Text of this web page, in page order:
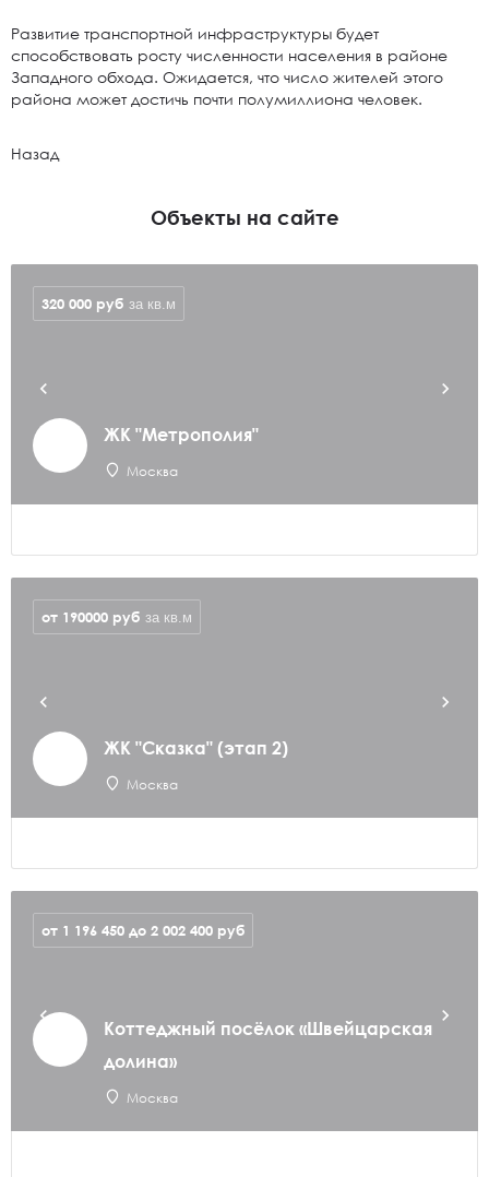
Развитие транспортной инфраструктуры будет
способствовать росту численности населения в районе
Западного обхода. Ожидается, что число жителей этого
района может достичь почти полумиллиона человек.
Назад
Объекты на сайте
ЖК "Метрополия"
Москва
320 000 руб за кв.м
ЖК "Сказка" (этап 2)
Москва
от 190000 руб за кв.м
Коттеджный посёлок «Швейцарская
долина»
Москва
от 1 196 450 до 2 002 400 руб